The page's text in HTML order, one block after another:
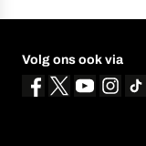
Volg ons ook via